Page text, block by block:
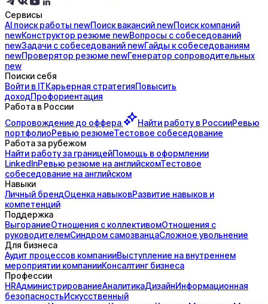
Сервисы
AI поискработы newПоисквакансий newПоисккомпаний
newКонструктор резюме newВопросы с собеседований
newЗадачи с собеседований newГайды ксобеседованиям
newПроверятор резюме newГенератор сопроводительных
new
Поиски себя
Войти в ITКарьерная стратегияПовысить
доходПрофориентация
Работа в России
Сопровождение до оффера Найти работу в РоссииРевью
портфолиоРевью резюмеТестовое собеседование
Работа за рубежом
Найти работу за границейПомощь в оформлении
LinkedInРевью резюме на английскомТестовое
собеседование на английском
Навыки
Личный брендОценка навыковРазвитие навыков и
компетенций
Поддержка
ВыгораниеОтношения с коллективомОтношения с
руководителемСиндром самозванцаСложное увольнение
Для бизнеса
Аудит процессов компанииВыступление на внутреннем
мероприятии компанииКонсалтинг бизнеса
Профессии
HRАдминистрированиеАналитикаДизайнИнформационная
безопасностьИскусственный